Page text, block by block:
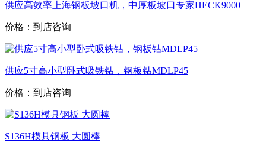
供应高效率上海钢板坡口机，中厚板坡口专家HECK9000
价格：到店咨询
供应5寸高小型卧式吸铁钻，钢板钻MDLP45
价格：到店咨询
S136H模具钢板 大圆棒